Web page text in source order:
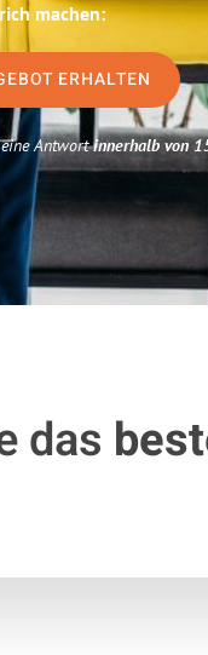
machen:
ERHALTEN
Antwortinnerhalb von
das